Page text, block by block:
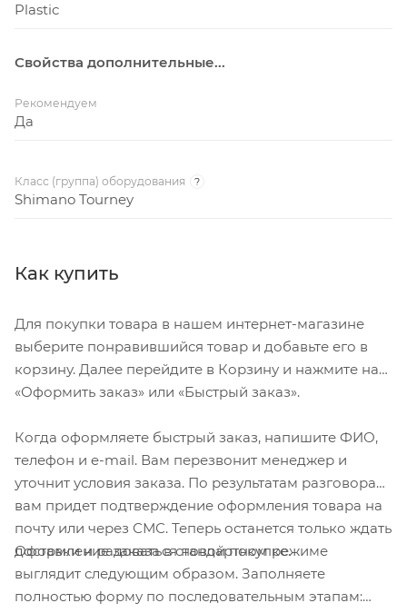
Plastic
Свойства дополнительные...
Рекомендуем
Да
Класс (группа) оборудования ?
Shimano Tourney
Как купить
Для покупки товара в нашем интернет-магазине
выберите понравившийся товар и добавьте его в
корзину. Далее перейдите в Корзину и нажмите на
«Оформить заказ» или «Быстрый заказ».
Когда оформляете быстрый заказ, напишите ФИО,
телефон и e-mail. Вам перезвонит менеджер и
уточнит условия заказа. По результатам разговора
вам придет подтверждение оформления товара на
почту или через СМС. Теперь останется только ждать
доставки и радоваться новой покупке.
Оформление заказа в стандартном режиме
выглядит следующим образом. Заполняете
полностью форму по последовательным этапам: